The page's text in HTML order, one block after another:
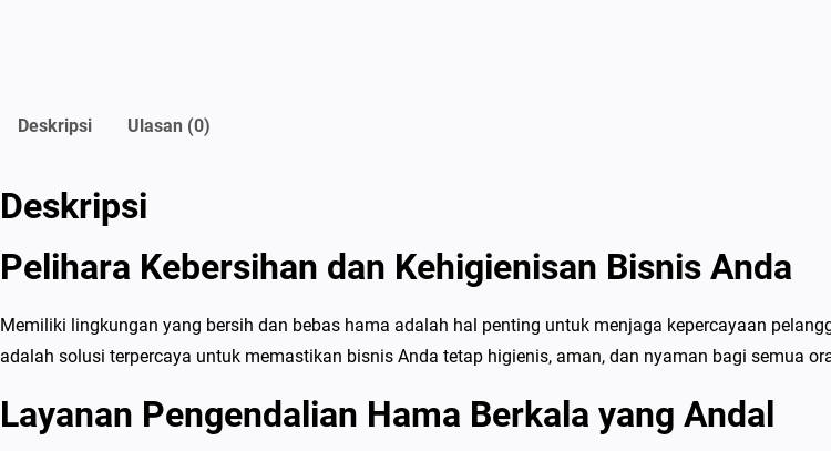
Deskripsi Ulasan (0)
Deskripsi
Pelihara Kebersihan dan Kehigienisan Bisnis Anda
Memiliki lingkungan yang bersih dan bebas hama adalah hal penting untuk menjaga kepercayaan
adalah solusi terpercaya untuk memastikan bisnis Anda tetap higienis, aman, dan nyaman bagi semua
Layanan Pengendalian Hama Berkala yang Andal